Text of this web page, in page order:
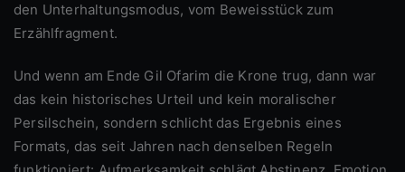
den Unterhaltungsmodus, vom Beweisstück zum
Erzählfragment.
Und wenn am Ende Gil Ofarim die Krone trug, dann war
das kein historisches Urteil und kein moralischer
Persilschein, sondern schlicht das Ergebnis eines
Formats, das seit Jahren nach denselben Regeln